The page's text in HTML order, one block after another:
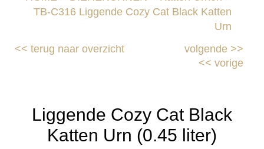
TB-C316 Liggende Cozy Cat Black Katten
Urn
<<terug naar overzicht volgende>>
<< vorige
Liggende Cozy Cat Black
Katten Urn (0.45 liter)